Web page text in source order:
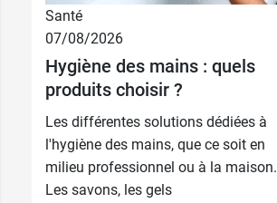
Santé
07/08/2026
Hygiène des mains : quels
produits choisir ?
Les différentes solutions dédiées à
l'hygiène des mains, que ce soit en
milieu professionnel ou à la maison.
Les savons, les gels